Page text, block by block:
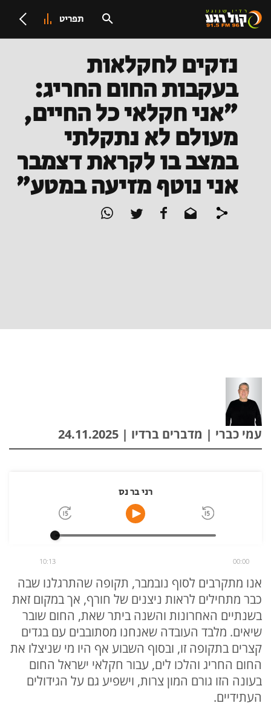
תפריט
נזקים לחקלאות
בעקבות החום החריג:
"אני חקלאי כל החיים,
מעולם לא נתקלתי
במצב בו לקראת דצמבר
אני נוטף מזיעה במטע"
עמי כברי | מדברים ברדיו | 24.11.2025
רני בר נס
00:00
10:13
אנו מתקרבים לסוף נובמבר, תקופה שהתרגלנו שבה
כבר מתחילים לראות ניצנים של חורף, אך במקום זאת
בשנתיים האחרונות והשנה ביתר שאת, החום שובר
שיאים. מלבד העובדה שאנחנו מסתובבים עם בגדים
קצרים בתקופה זו, ובסוף השבוע אף היו מי שניצלו את
החום החריג והלכו לים, עבור חקלאי ישראל החום
בעונה הזו גורם המון צרות, וישפיע גם על הגידולים
העתידיים.